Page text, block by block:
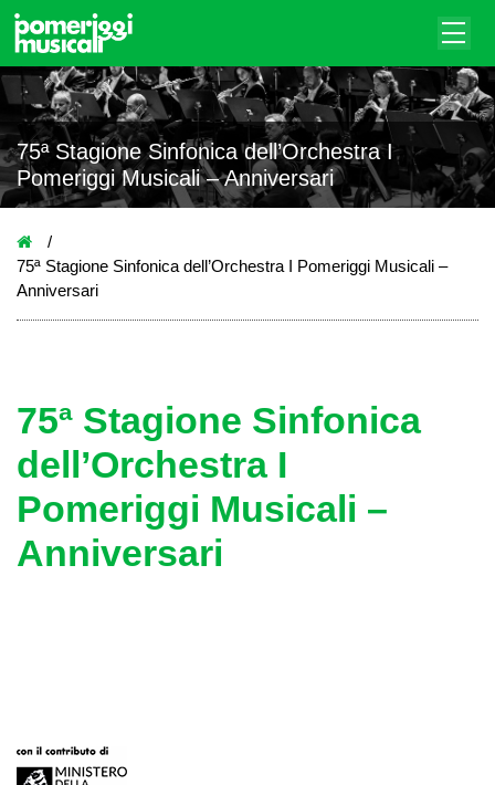
75ª Stagione Sinfonica dell’Orchestra I
Pomeriggi Musicali – Anniversari
75ª Stagione Sinfonica dell’Orchestra I Pomeriggi Musicali –
Anniversari
75ª Stagione Sinfonica
dell’Orchestra I
Pomeriggi Musicali –
Anniversari